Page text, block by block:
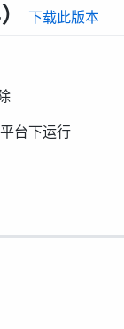
下载此版本
台下运行